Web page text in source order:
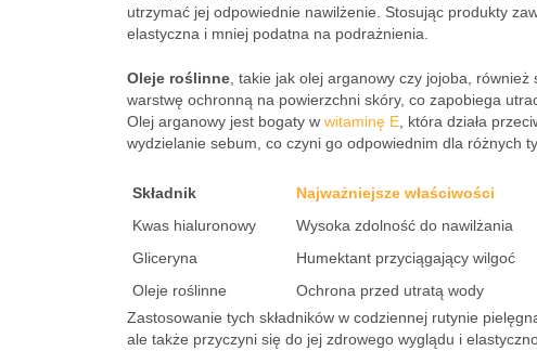
utrzymać jej odpowiednie nawilżenie. Stosując produkty
elastyczna i mniej podatna na podrażnienia.
Oleje roślinne , takie jak olej arganowy czy jojoba,
warstwę ochronną na powierzchni skóry, co zapobiega
Olej arganowy jest bogaty w witaminę E , która działa
wydzielanie sebum, co czyni go odpowiednim dla różnych
Składnik Najważniejsze właściwości
Kwas hialuronowy
Wysoka zdolność do nawilżania
Gliceryna
Humektant przyciągający wilgoć
Oleje roślinne
Ochrona przed utratą wody
Zastosowanie tych składników w codziennej rutynie
ale także przyczyni się do jej zdrowego wyglądu i